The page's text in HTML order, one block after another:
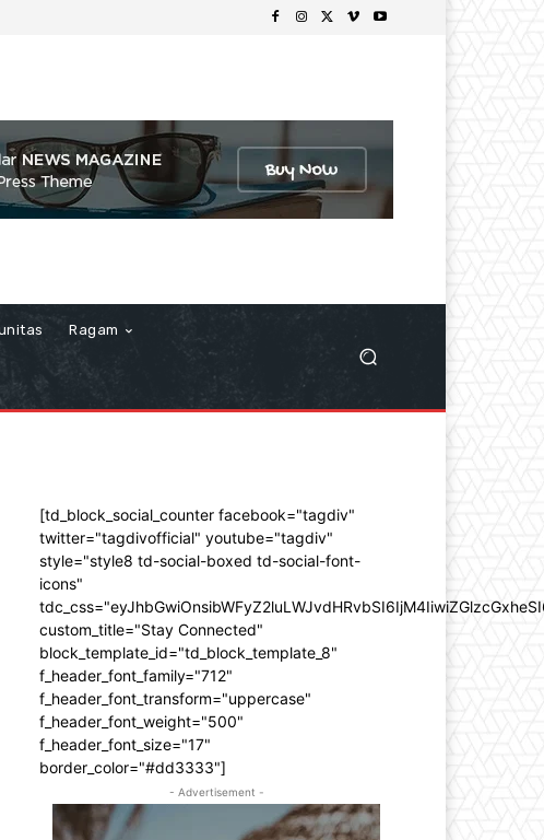
Ragam
[td_block_social_counter facebook="tagdiv"
twitter="tagdivofficial" youtube="tagdiv"
style="style8 td-social-boxed td-social-font-
icons"
custom_title="Stay Connected"
block_template_id="td_block_template_8"
f_header_font_family="712"
f_header_font_transform="uppercase"
f_header_font_weight="500"
f_header_font_size="17"
border_color="#dd3333"]
- Advertisement -